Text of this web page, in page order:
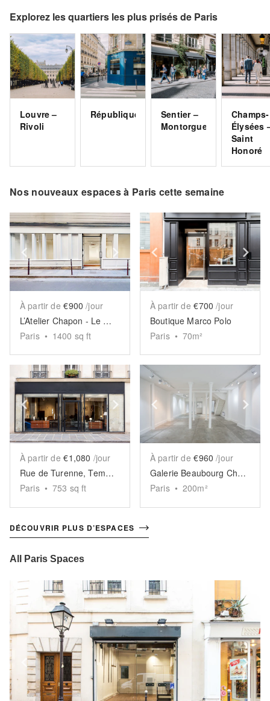
Explorez les quartiers les plus prisés de Paris
Louvre –
Rivoli
République
Sentier –
Montorgueil
Champs-
Élysées
Saint
Honoré
Nos nouveaux espaces à Paris cette semaine
Show previous slideShow next slide
À partir de €900 /jour
L’Atelier Chapon - Le Marais
Paris • 1400 sq ft
Show previous slide
À partir de €700 /jour
Boutique Marco Polo
Paris • 70m²
Show previous slide Show next slide
À partir de €1,080 /jour
Rue de Turenne, Temple - The Elegant Store
Paris • 753 sq ft
Show previous slide
À partir de €960 /jour
Galerie Beaubourg Chapon
Paris • 200m²
DÉCOUVRIR PLUS D’ESPACES
All Paris Spaces
Show previous slide